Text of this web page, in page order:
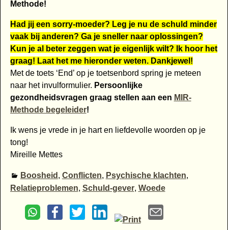
Methode!
Had jij een sorry-moeder? Leg je nu de schuld minder
vaak bij anderen? Ga je sneller naar oplossingen?
Kun je al beter zeggen wat je eigenlijk wilt? Ik hoor het
graag! Laat het me hieronder weten. Dankjewel!
Met de toets ‘End’ op je toetsenbord spring je meteen
naar het invulformulier. Persoonlijke
gezondheidsvragen graag stellen aan een MIR-
Methode begeleider!
Ik wens je vrede in je hart en liefdevolle woorden op je
tong!
Mireille Mettes
Boosheid , Conflicten, Psychische klachten,
Relatieproblemen, Schuld-gever, Woede